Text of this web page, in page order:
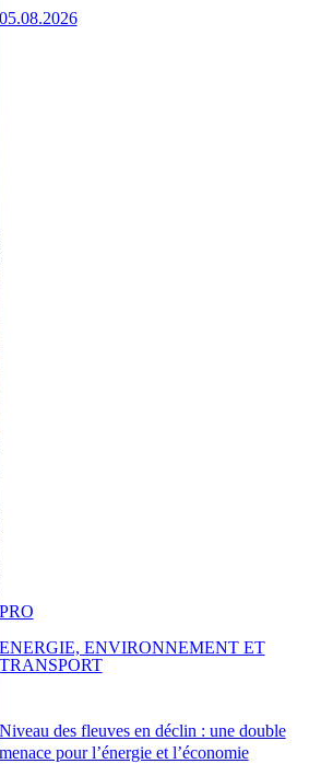
05.08.2026
Niveau des fleuves en déclin : une double
pour l’énergie et l’économie
PRO
ENERGIE, ENVIRONNEMENT ET
TRANSPORT